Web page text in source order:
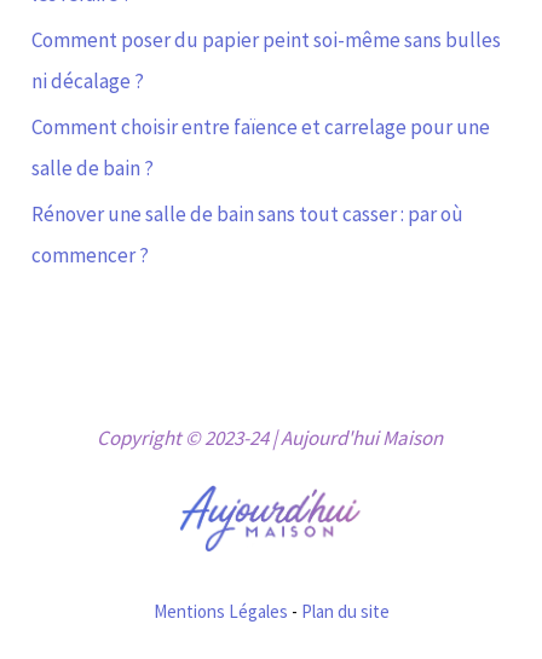
Comment poser du papier peint soi-même sans bulles
ni décalage ?
Comment choisir entre faïence et carrelage pour une
salle de bain ?
Rénover une salle de bain sans tout casser : par où
commencer ?
Copyright © 2023-24 | Aujourd'hui Maison
Mentions Légales - Plan du site